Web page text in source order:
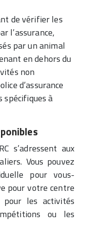
de vérifier les
l’assurance,
par un animal
en dehors du
non
d’assurance
spécifiques à
s’adressent aux
Vous pouvez
pour vous-
pour votre centre
pour les activités
ou les